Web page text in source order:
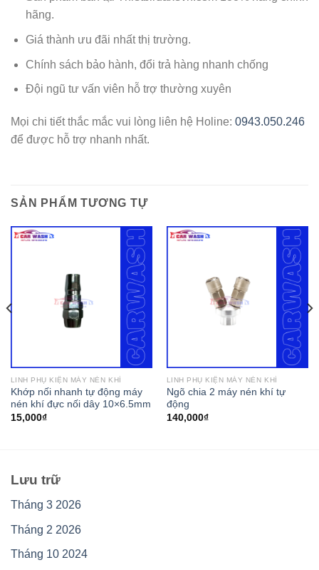
hãng.
Giá thành ưu đãi nhất thị trường.
Chính sách bảo hành, đổi trả hàng nhanh chống
Đội ngũ tư vấn viên hỗ trợ thường xuyên
Mọi chi tiết thắc mắc vui lòng liên hệ Holine: 0943.050.246
để được hỗ trợ nhanh nhất.
SẢN PHẨM TƯƠNG TỰ
LINH PHỤ KIỆN MÁY NÉN KHÍ
Khớp nối nhanh tự động máy
nén khí đực nối dây 10×6.5mm
15,000₫
LINH PHỤ KIỆN MÁY NÉN KHÍ
Ngõ chia 2 máy nén khí tự
động
140,000₫
Lưu trữ
Tháng 3 2026
Tháng 2 2026
Tháng 10 2024